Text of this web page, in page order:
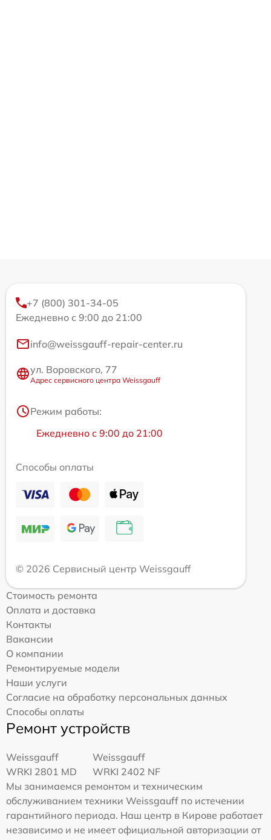
+7 (800) 301-34-05
Ежедневно с 9:00 до 21:00
info@weissgauff-repair-center.ru
ул. Воровского, 77
Адрес сервисного центра Weissgauff
Режим работы:
Ежедневно с 9:00 до 21:00
Способы оплаты
© 2026 Сервисный центр Weissgauff
Стоимость ремонта
Оплата и доставка
Контакты
Вакансии
О компании
Ремонтируемые модели
Наши услуги
Согласие на обработку персональных данных
Способы оплаты
Ремонт устройств
Weissgauff
WRKI 2801 MD
Weissgauff
WRKI 2402 NF
Мы занимаемся ремонтом и техническим
обслуживанием техники Weissgauff по истечении
гарантийного периода. Наш центр в Кирове работает
независимо и не имеет официальной авторизации от